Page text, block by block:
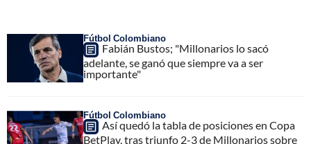
Fútbol Colombiano
Fabián Bustos; "Millonarios lo sacó
adelante, se ganó que siempre va a ser
importante"
Fútbol Colombiano
Así quedó la tabla de posiciones en Copa
BetPlay, tras triunfo 2-3 de Millonarios sobre